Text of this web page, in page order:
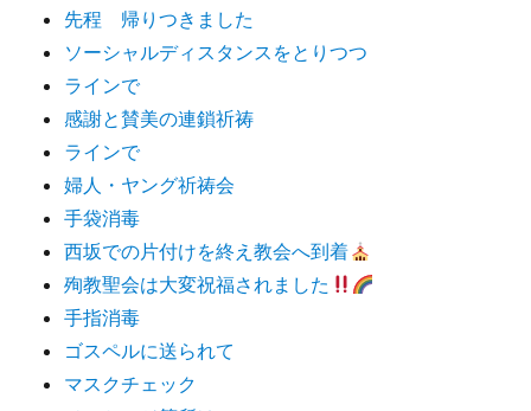
先程 帰りつきました
ソーシャルディスタンスをとりつつ
ラインで
感謝と賛美の連鎖祈祷
ラインで
婦人・ヤング祈祷会
手袋消毒
西坂での片付けを終え教会へ到着
殉教聖会は大変祝福されました
手指消毒
ゴスペルに送られて
マスクチェック